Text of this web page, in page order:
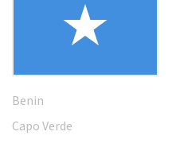
Benin
Capo Verde